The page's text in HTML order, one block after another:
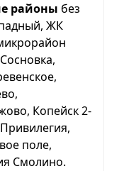
районы без
ЖК
Копейск 2-
поле,
Смолино.